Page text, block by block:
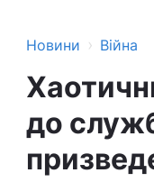
Новини › Війна
до